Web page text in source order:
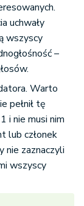
uchwały
wszyscy
–
Warto
pełnił tę
i nie musi nim
lub członek
nie zaznaczyli
wszyscy